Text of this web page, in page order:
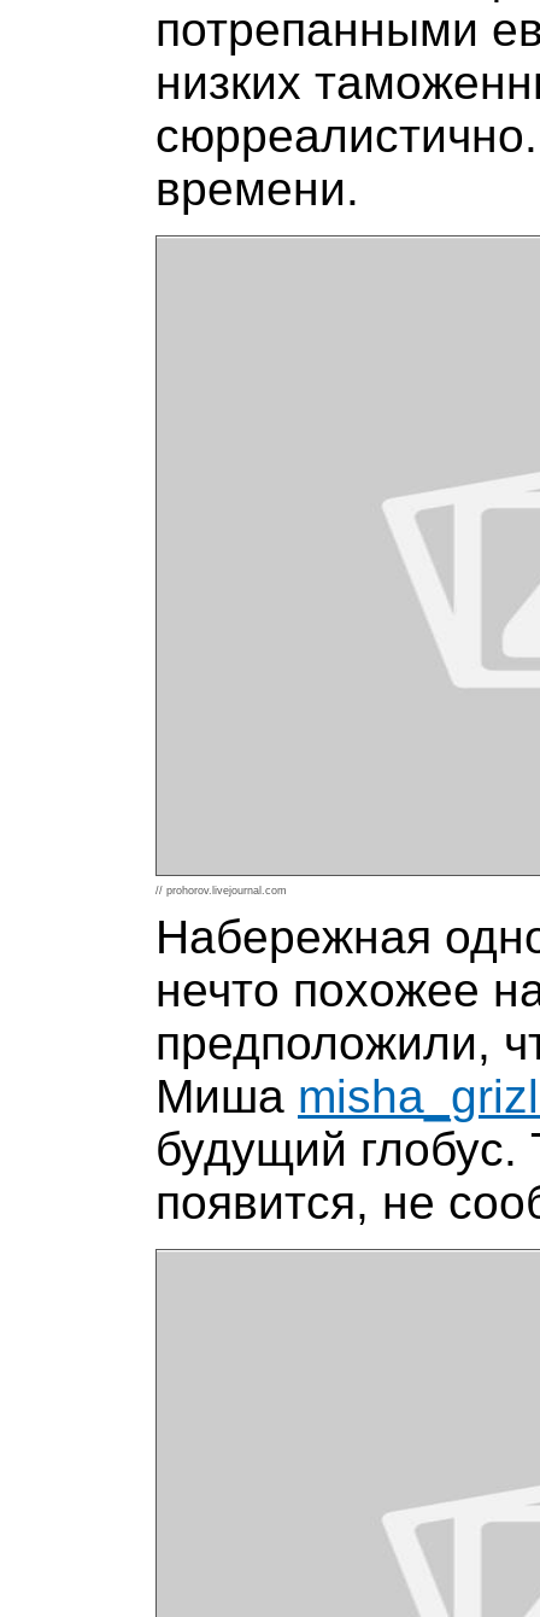
потрепанными
низких
времени.
// prohorov.livejournal.com
Набережная
нечто похожее
предположили,
Миша
будущий глобус.
появится, не